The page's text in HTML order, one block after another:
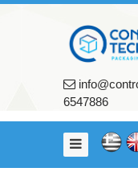
Σχετικά
εμάς
Υπηρεσίες
6547886